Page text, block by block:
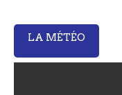
LA MÉTÉO